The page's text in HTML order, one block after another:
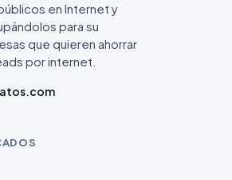
en Internet y
para su
que quieren ahorrar
por internet.